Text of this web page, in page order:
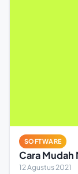
SOFTWARE
Cara
12 Agustus 2021